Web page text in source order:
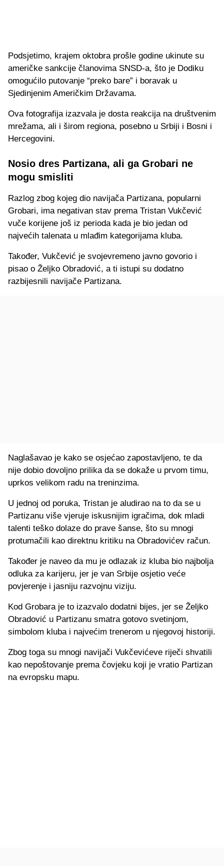
Podsjetimo, krajem oktobra prošle godine ukinute su
američke sankcije članovima SNSD-a, što je Dodiku
omogućilo putovanje “preko bare” i boravak u
Sjedinjenim Američkim Državama.
Ova fotografija izazvala je dosta reakcija na društvenim
mrežama, ali i širom regiona, posebno u Srbiji i Bosni i
Hercegovini.
Nosio dres Partizana, ali ga Grobari ne
mogu smisliti
Razlog zbog kojeg dio navijača Partizana, popularni
Grobari, ima negativan stav prema Tristan Vukčević
vuče korijene još iz perioda kada je bio jedan od
najvećih talenata u mlađim kategorijama kluba.
Također, Vukčević je svojevremeno javno govorio i
pisao o Željko Obradović, a ti istupi su dodatno
razbijesnili navijače Partizana.
Naglašavao je kako se osjećao zapostavljeno, te da
nije dobio dovoljno prilika da se dokaže u prvom timu,
uprkos velikom radu na treninzima.
U jednoj od poruka, Tristan je aludirao na to da se u
Partizanu više vjeruje iskusnijim igračima, dok mladi
talenti teško dolaze do prave šanse, što su mnogi
protumačili kao direktnu kritiku na Obradovićev račun.
Također je naveo da mu je odlazak iz kluba bio najbolja
odluka za karijeru, jer je van Srbije osjetio veće
povjerenje i jasniju razvojnu viziju.
Kod Grobara je to izazvalo dodatni bijes, jer se Željko
Obradović u Partizanu smatra gotovo svetinjom,
simbolom kluba i najvećim trenerom u njegovoj historiji.
Zbog toga su mnogi navijači Vukčevićeve riječi shvatili
kao nepoštovanje prema čovjeku koji je vratio Partizan
na evropsku mapu.